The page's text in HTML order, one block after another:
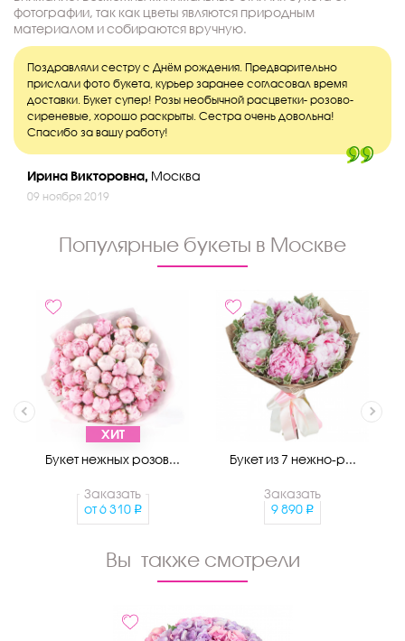
фотографии, так как цветы являются природным
материалом и собираются вручную.
Поздравляли сестру с Днём рождения. Предварительно
прислали фото букета, курьер заранее согласовал время
доставки. Букет супер! Розы необычной расцветки- розово-
сиреневые, хорошо раскрыты. Сестра очень довольна!
Спасибо за вашу работу!
Ирина Викторовна, Москва
09 ноября 2019
Популярные букеты в Москве
ХИТ
Букет нежных розов...
Заказать
от 6 310
Букет из 7 нежно-р...
Заказать
9 890
Вы также смотрели